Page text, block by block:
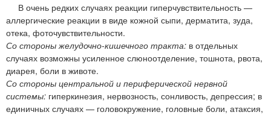
В очень редких случаях реакции гиперчувствительность —
аллергические реакции в виде кожной сыпи, дерматита, зуда,
отека, фоточувствительности.
Со стороны желудочно-кишечного тракта: в отдельных
случаях возможны усиленное слюноотделение, тошнота, рвота,
диарея, боли в животе.
Со стороны центральной и периферической нервной
системы: гиперкинезия, нервозность, сонливость, депрессия; в
единичных случаях — головокружение, головные боли, атаксия,